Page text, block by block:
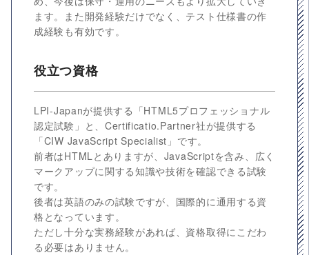
ます。また開発経験だけでなく、テスト仕様書の作
成経験も有効です。
役立つ資格
LPI-Japanが提供する「HTML5プロフェッショナル
認定試験」と、Certificatio.Partner社が提供する
「CIW JavaScript Specialist」です。
前者はHTMLとありますが、JavaScriptを含み、広く
マークアップに関する知識や技術を確認できる試験
です。
後者は英語のみの試験ですが、国際的に通用する資
格となっています。
ただし十分な実務経験があれば、資格取得にこだわ
る必要はありません。